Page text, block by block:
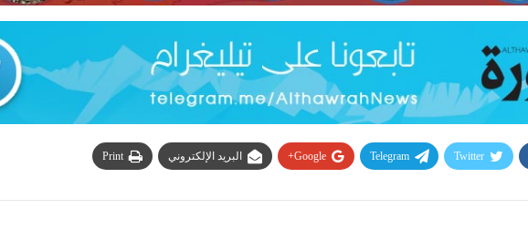
Twitter
Telegram
Google+ البريد الإلكتروني Print